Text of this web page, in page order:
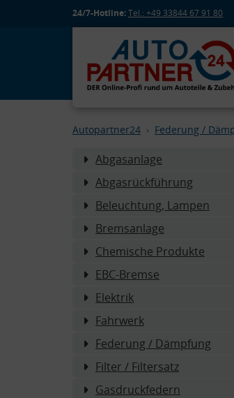
24/7-Hotline:Tel.: +49 33844 67 91 80
Autopartner24 Federung /
Abgasanlage
Abgasrückführung
Beleuchtung, Lampen
Bremsanlage
Chemische Produkte
EBC-Bremse
Elektrik
Fahrwerk
Federung / Dämpfung
Filter / Filtersatz
Gasdruckfedern